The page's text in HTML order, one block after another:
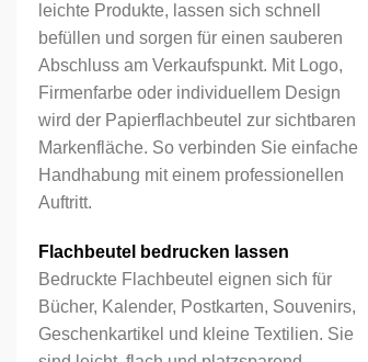
leichte Produkte, lassen sich schnell
befüllen und sorgen für einen sauberen
Abschluss am Verkaufspunkt. Mit Logo,
Firmenfarbe oder individuellem Design
wird der Papierflachbeutel zur sichtbaren
Markenfläche. So verbinden Sie einfache
Handhabung mit einem professionellen
Auftritt.
Flachbeutel bedrucken lassen
Bedruckte Flachbeutel eignen sich für
Bücher, Kalender, Postkarten, Souvenirs,
Geschenkartikel und kleine Textilien. Sie